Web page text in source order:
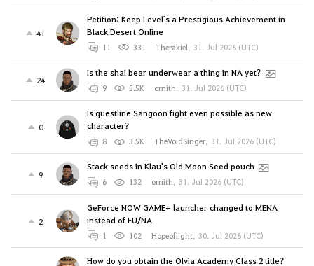
41
Petition: Keep Level`s a Prestigious Achievement in
Black Desert Online
11 331 Therakiel, 31. Jul 2026 (UTC)
24
Is the shai bear underwear a thing in NA yet?
9 5.5K ornith, 31. Jul 2026 (UTC)
0
Is questline Sangoon fight even possible as new
character?
8 3.5K TheVoidSinger, 31. Jul 2026 (UTC)
9
Stack seeds in Klau's Old Moon Seed pouch
6 132 ornith, 31. Jul 2026 (UTC)
2
GeForce NOW GAME+ launcher changed to MENA
instead of EU/NA
1 102 Hopeoflight, 30. Jul 2026 (UTC)
How do you obtain the Olvia Academy Class 2 title?